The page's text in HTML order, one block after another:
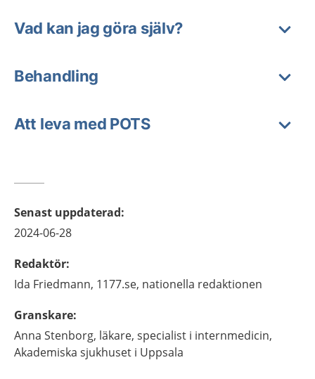
Vad kan jag göra själv?
Behandling
Att leva med POTS
Senast uppdaterad:
2024-06-28
Redaktör:
Ida Friedmann, 1177.se, nationella redaktionen
Granskare:
Anna Stenborg, läkare, specialist i internmedicin,
Akademiska sjukhuset i Uppsala